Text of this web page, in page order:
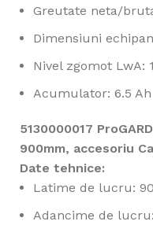
Greutate neta/
Dimensiuni
Nivel zgomot LwA:
Acumulator: 6.5 Ah
5130000017
900mm, accesoriu
Date tehnice:
Latime de lucru:
Adancime de